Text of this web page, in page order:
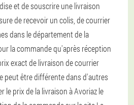
et de souscrire une livraison
de recevoir un colis, de courrier
dans le département de la
la commande qu'après réception
exact de livraison de courrier
peut être différente dans d'autres
le prix de la livraison à Avoriaz le